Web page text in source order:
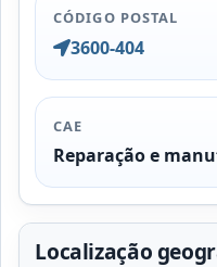
CÓDIGO POSTAL
3600-404
CAE
Reparação e
Localização